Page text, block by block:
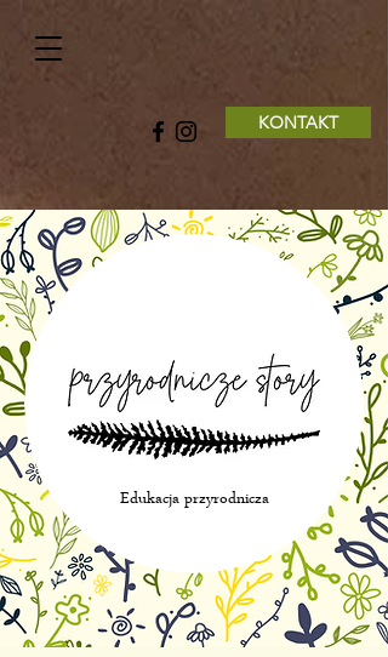
KONTAKT
Edukacja przyrodnicza